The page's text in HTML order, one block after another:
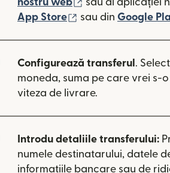
nostru web
sau al aplicației
App Store
(se deschide într-
sau din Google
Configurează transferul .
moneda, suma pe care vrei s-
viteza de livrare.
Introdu detaliile transferului:
numele destinatarului, datele
informațiile bancare sau de